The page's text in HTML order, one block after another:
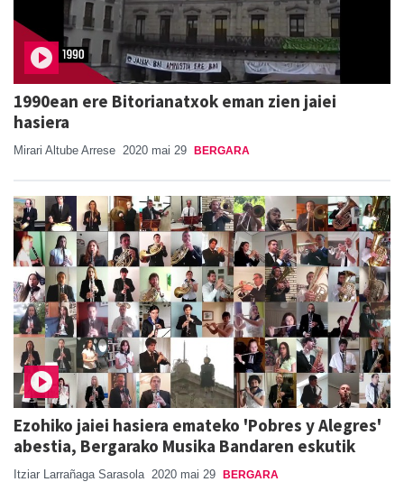
1990ean ere Bitorianatxok eman zien jaiei
hasiera
Mirari Altube Arrese 2020 mai 29 BERGARA
Ezohiko jaiei hasiera emateko 'Pobres y Alegres'
abestia, Bergarako Musika Bandaren eskutik
Itziar Larrañaga Sarasola 2020 mai 29 BERGARA